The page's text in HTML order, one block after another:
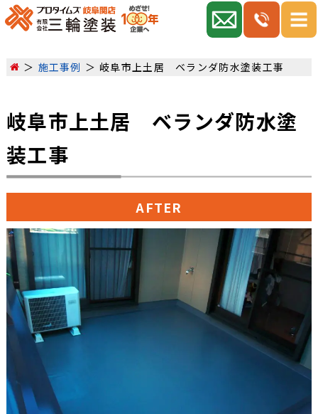
施工事例 岐阜市上土居 ベランダ防水塗装工事
岐阜市上土居 ベランダ防水塗
装工事
AFTER